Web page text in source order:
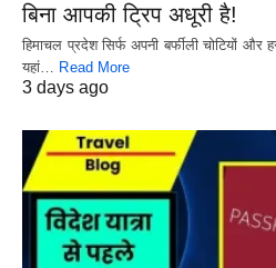
बिना आपकी ट्रिप अधूरी है!
हिमाचल प्रदेश सिर्फ अपनी बर्फीली चोटियों और
यहां…
Read More
3 days ago